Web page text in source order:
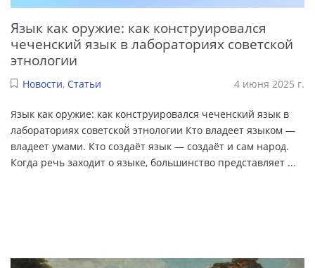
Язык как оружие: как конструировался
чеченский язык в лабораториях советской
этнологии
Новости, Статьи 4 июня 2025 г.
Язык как оружие: как конструировался чеченский язык в
лабораториях советской этнологии Кто владеет языком —
владеет умами. Кто создаёт язык — создаёт и сам народ.
Когда речь заходит о языке, большинство представляет ...